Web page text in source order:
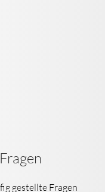
gestellte Fragen